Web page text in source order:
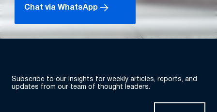
Chat via WhatsApp
Subscribe to our Insights for weekly articles, reports, and
updates from our team of thought leaders.